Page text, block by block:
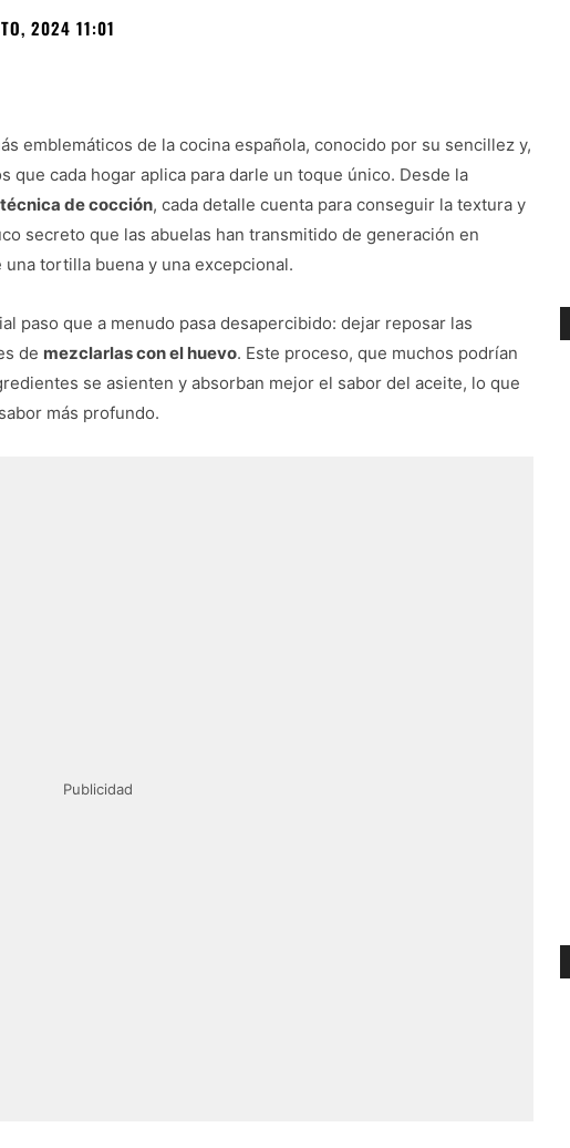
2024 11:01
emblemáticos de la cocina española, conocido por su sencillez y,
que cada hogar aplica para darle un toque único. Desde la
técnica de cocción, cada detalle cuenta para conseguir la textura y
secreto que las abuelas han transmitido de generación en
tortilla buena y una excepcional.
paso que a menudo pasa desapercibido: dejar reposar las
de mezclarlas con el huevo. Este proceso, que muchos podrían
se asienten y absorban mejor el sabor del aceite, lo que
más profundo.
Publicidad